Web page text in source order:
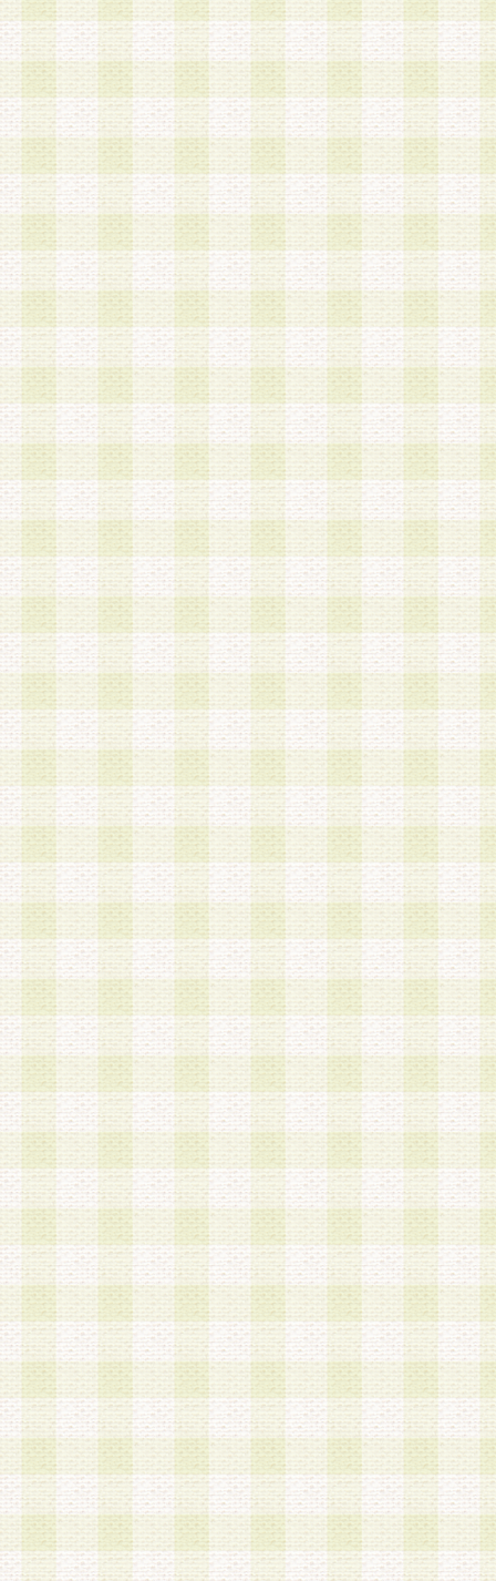
a.既に登録されている会員と同一のメールアドレ
録する場合
b.本サービスと同様のサービスを提供している企
業に従事していると思われる本人またはその家族
場合
c.その他当社が不適切と判断する場合
2.当社は、会員登録希望者を会員として承認する
した 場合、会員登録希望者による会員登録手続
による承認後の場合であっても、会員登録の取り
の抹消を、当社が適切と判 断する方法・手段に
とができるものとします。
3.会員登録希望者が18歳未満、成年被後見人、被
人 である場合は、親権者などの法定代理人の同
録を行うものとします。なお、義務教育学齢に該
者については、登録時に 当社が別途定める方法
権者による承認手続きを行うものとします。
第3条 会員の登録方法
1.会員登録手続きは、会員登録希望者本人が行う
る登録は一切認められないものとします。
2.会員登録希望者は、本規約に同意の後、当社指
画 面」において、当社が指定する必要事項を入
を行うものとします。当社は、会員登録を承認し
会員として本サービスを 受けるためのログイン
を付与します。
3.会員は、会員登録の際に申告する登録情報の全
いかなる虚偽の申告をも行ってはならないものと
4.会員は、複数のログインＩＤおよびパスワード
いものとします。
第4条 ログインIDおよびパスワードの管理
1.会員は、会員登録後、本サイト内にて本サービ
加する際には、前条に基づき当社から付与された
スワードを使用するものとします。
2.登録の際に当社が付与したログインIDおよびパ
の使用に関しては、全て会員本人がその責任を負
3.会員は、当社から付与されたログインIDおよび
貸与、名義変更、売買その他形態を問わず第三者
ならないものとします。
4.当社は、会員によるログインIDおよびパスワー
盗用など第三者の利用に伴う損害の発生について
き事由の有無、その他原因の如何を問わず、一切
のとします。
第5条 会員の登録情報
1.当社は、会員の登録情報に含まれる氏名・住所
アドレス等会員個人を識別できる情報を当社が別
シーポリシー
」に基づき適切に取り扱うものとし
は、当該個人情報を以下の各号に定める目的に利
す。なお、これら事項以外の目的で個人情報を利
かじめ会員の同意を得たうえで利用するものとし